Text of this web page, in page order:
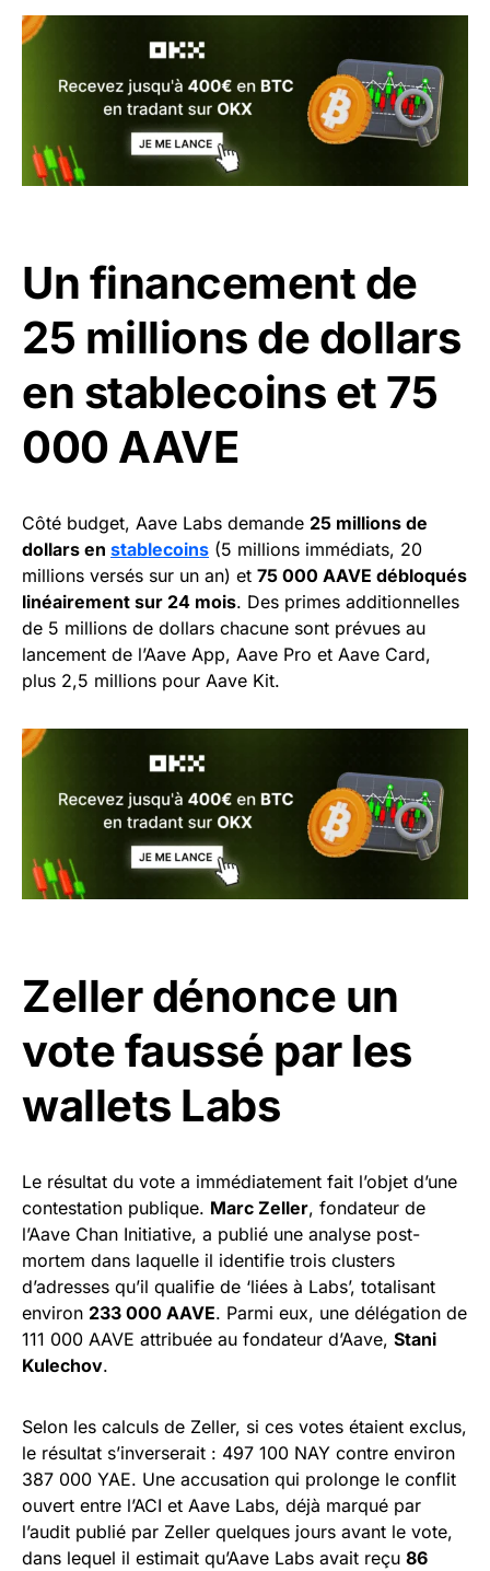
Un financement de
25 millions de dollars
en stablecoins et 75
000 AAVE
Côté budget, Aave Labs demande 25 millions de
dollars en stablecoins (5 millions immédiats, 20
millions versés sur un an) et 75 000 AAVE débloqués
linéairement sur 24 mois. Des primes additionnelles
de 5 millions de dollars chacune sont prévues au
lancement de l’Aave App, Aave Pro et Aave Card,
plus 2,5 millions pour Aave Kit.
Zeller dénonce un
vote faussé par les
wallets Labs
Le résultat du vote a immédiatement fait l’objet d’une
contestation publique. Marc Zeller, fondateur de
l’Aave Chan Initiative, a publié une analyse post-
mortem dans laquelle il identifie trois clusters
d’adresses qu’il qualifie de ‘liées à Labs’, totalisant
environ 233 000 AAVE. Parmi eux, une délégation de
111 000 AAVE attribuée au fondateur d’Aave, Stani
Kulechov.
Selon les calculs de Zeller, si ces votes étaient exclus,
le résultat s’inverserait : 497 100 NAY contre environ
387 000 YAE. Une accusation qui prolonge le conflit
ouvert entre l’ACI et Aave Labs, déjà marqué par
l’audit publié par Zeller quelques jours avant le vote,
dans lequel il estimait qu’Aave Labs avait reçu 86